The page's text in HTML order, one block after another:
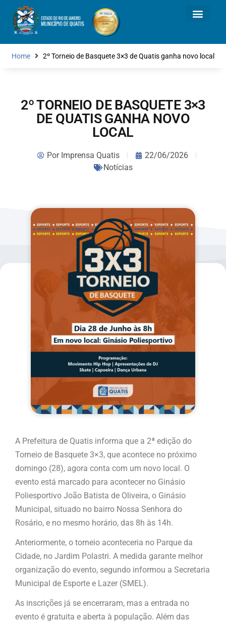
Home 2º Torneio de Basquete 3×3 de Quatis ganha novo local
2º TORNEIO DE BASQUETE 3×3
DE QUATIS GANHA NOVO
LOCAL
PorImprensa Quatis
22/06/2026
Notícias
A Prefeitura de Quatis informa que a 2ª edição do
Torneio de Basquete 3×3, que acontece no próximo
domingo (28), agora conta com um novo local. O
evento está marcado para acontecer no Ginásio
Poliesportivo João Batista de Oliveira, o Ginásio
Municipal, situado no bairro Nossa Senhora do
Rosário, e no mesmo horário, das 8h às 14h.
Anteriormente, o torneio aconteceria no Parque da
Cidade, no Jardim Polastri. A medida garante melhor
organização do evento, segundo informou a Secretaria
Municipal de Esporte e Lazer (SMEL).
As inscrições já se encerraram, mas a entrada no
evento é gratuita e aberta à população. Além das